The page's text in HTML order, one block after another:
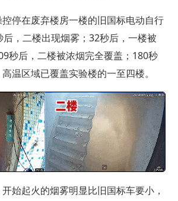
停在废弃楼房一楼的旧国标电动自行
，二楼出现烟雾；32秒后，一楼被
秒后，二楼被浓烟完全覆盖；180秒
温区域已覆盖实验楼的一至四楼。
始起火的烟雾明显比旧国标车要小，